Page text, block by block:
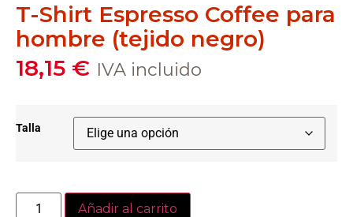
T-Shirt Espresso Coffee para
hombre (tejido negro)
18,15 € IVA incluido
Talla
Añadir al carrito